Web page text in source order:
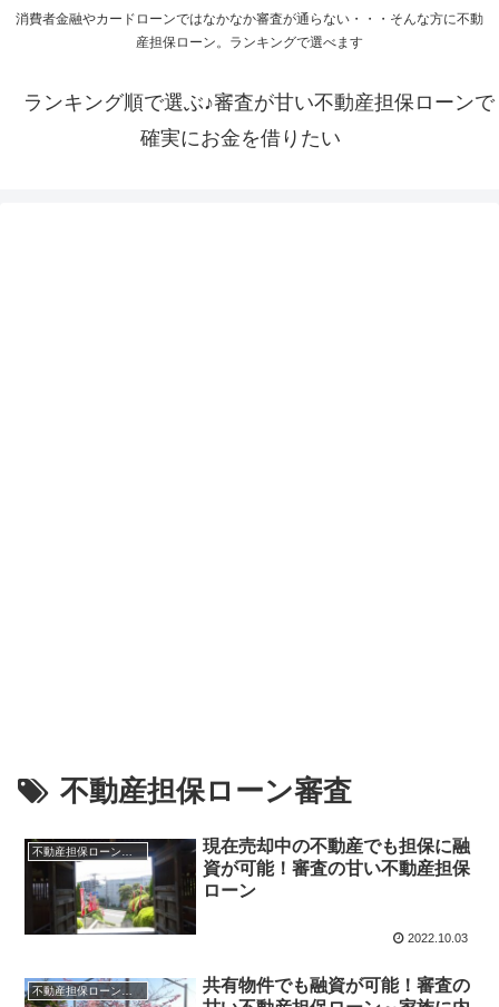
消費者金融やカードローンではなかなか審査が通らない・・・そんな方に不動
産担保ローン。ランキングで選べます
ランキング順で選ぶ♪審査が甘い不動産担保ローンで
確実にお金を借りたい
不動産担保ローン審査
現在売却中の不動産でも担保に融
資が可能！審査の甘い不動産担保
ローン
2022.10.03
共有物件でも融資が可能！審査の